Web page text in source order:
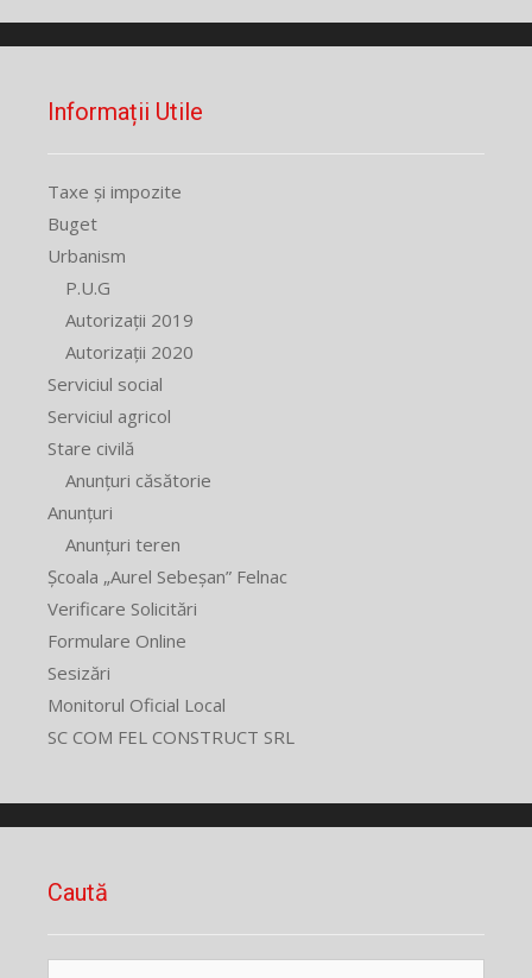
Informații Utile
Taxe și impozite
Buget
Urbanism
P.U.G
Autorizații 2019
Autorizații 2020
Serviciul social
Serviciul agricol
Stare civilă
Anunțuri căsătorie
Anunțuri
Anunțuri teren
Școala „Aurel Sebeșan” Felnac
Verificare Solicitări
Formulare Online
Sesizări
Monitorul Oficial Local
SC COM FEL CONSTRUCT SRL
Caută